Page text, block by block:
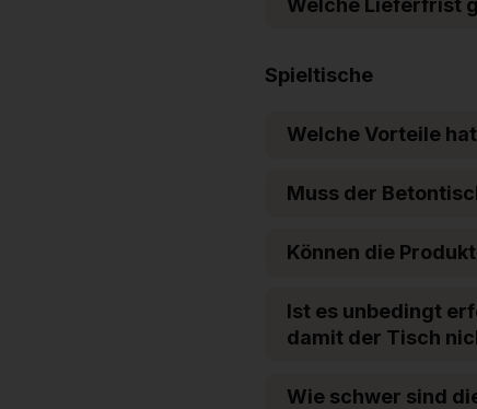
Welche Lieferfrist
Spieltische
Welche Vorteile
Muss der
Können die
Ist es unbedingt
damit der Tisch
Wie schwer sind